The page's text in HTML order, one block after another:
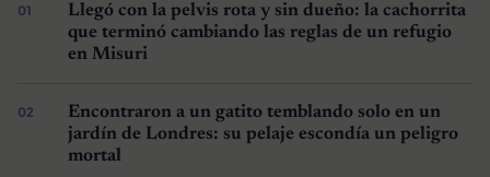
Llegó con la pelvis rota y sin dueño: la cachorrita
que terminó cambiando las reglas de un refugio
en Misuri
Encontraron a un gatito temblando solo en un
jardín de Londres: su pelaje escondía un peligro
mortal